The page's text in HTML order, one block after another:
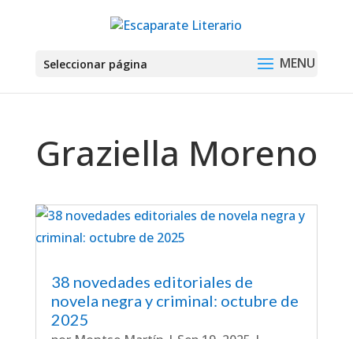
Seleccionar página
Graziella Moreno
38 novedades editoriales de
novela negra y criminal: octubre de
2025